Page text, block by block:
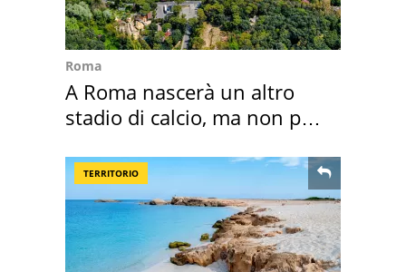
Roma
A Roma nascerà un altro
stadio di calcio, ma non per
TERRITORIO